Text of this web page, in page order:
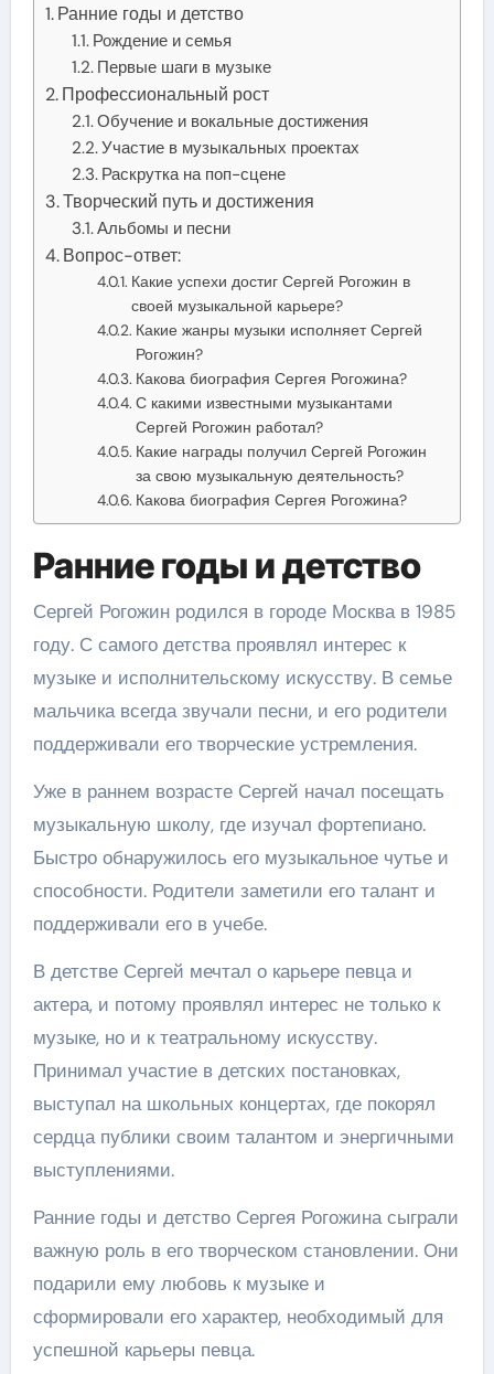
Ранние годы и детство
Рождение и семья
Первые шаги в музыке
Профессиональный рост
Обучение и вокальные достижения
Участие в музыкальных проектах
Раскрутка на поп-сцене
Творческий путь и достижения
Альбомы и песни
Вопрос-ответ:
Какие успехи достиг Сергей Рогожин в
своей музыкальной карьере?
Какие жанры музыки исполняет Сергей
Рогожин?
Какова биография Сергея Рогожина?
С какими известными музыкантами
Сергей Рогожин работал?
Какие награды получил Сергей Рогожин
за свою музыкальную деятельность?
Какова биография Сергея Рогожина?
Ранние годы и детство
Сергей Рогожин родился в городе Москва в 1985
году. С самого детства проявлял интерес к
музыке и исполнительскому искусству. В семье
мальчика всегда звучали песни, и его родители
поддерживали его творческие устремления.
Уже в раннем возрасте Сергей начал посещать
музыкальную школу, где изучал фортепиано.
Быстро обнаружилось его музыкальное чутье и
способности. Родители заметили его талант и
поддерживали его в учебе.
В детстве Сергей мечтал о карьере певца и
актера, и потому проявлял интерес не только к
музыке, но и к театральному искусству.
Принимал участие в детских постановках,
выступал на школьных концертах, где покорял
сердца публики своим талантом и энергичными
выступлениями.
Ранние годы и детство Сергея Рогожина сыграли
важную роль в его творческом становлении. Они
подарили ему любовь к музыке и
сформировали его характер, необходимый для
успешной карьеры певца.